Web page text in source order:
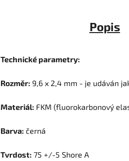
Popis
Technické parametry:
Rozměr: 9,6 x 2,4 mm - je udáván
Materiál: FKM (fluorokarbonový
Barva: černá
Tvrdost: 75 +/-5 Shore A